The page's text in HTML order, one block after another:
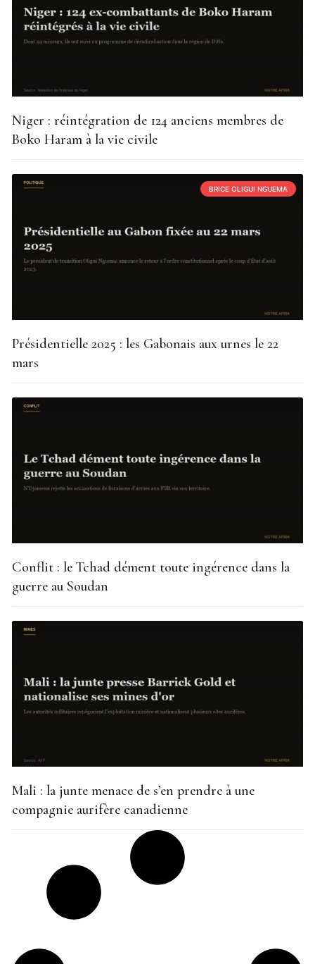
Niger : réintégration de 124 anciens membres de
Boko Haram à la vie civile
BRICE OLIGUI NGUEMA
Présidentielle 2025 : les Gabonais aux urnes le 22
mars
Conflit : le Tchad dément toute ingérence dans la
guerre au Soudan
Mali : la junte menace de s’en prendre à une
compagnie aurifère canadienne